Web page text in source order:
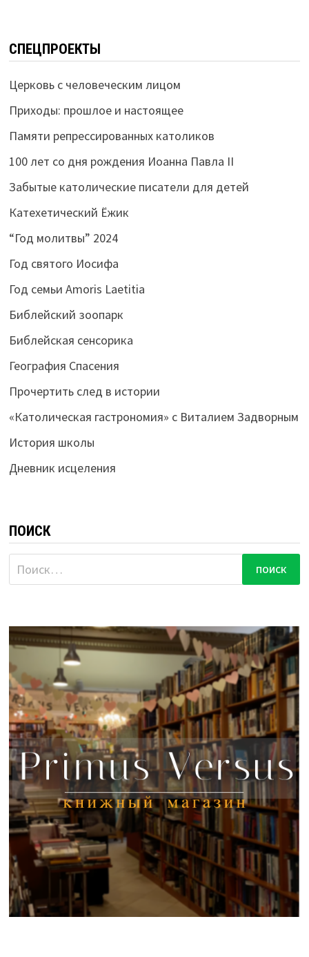
СПЕЦПРОЕКТЫ
Церковь с человеческим лицом
Приходы: прошлое и настоящее
Памяти репрессированных католиков
100 лет со дня рождения Иоанна Павла II
Забытые католические писатели для детей
Катехетический Ёжик
“Год молитвы” 2024
Год святого Иосифа
Год семьи Amoris Laetitia
Библейский зоопарк
Библейская сенсорика
География Спасения
Прочертить след в истории
«Католическая гастрономия» с Виталием Задворным
История школы
Дневник исцеления
ПОИСК
Найти: